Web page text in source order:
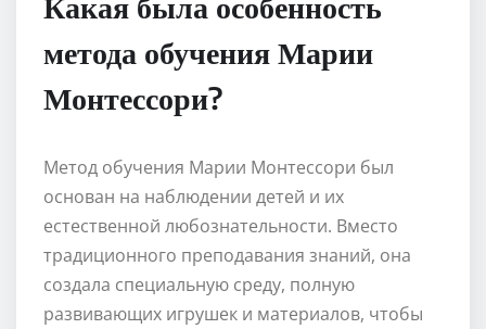
метода обучения Марии
Монтессори?
Метод обучения Марии Монтессори был
основан на наблюдении детей и их
естественной любознательности. Вместо
традиционного преподавания знаний, она
создала специальную среду, полную
развивающих игрушек и материалов, чтобы